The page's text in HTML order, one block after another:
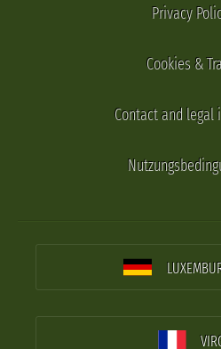
Privacy
Cookies &
Contact and legal